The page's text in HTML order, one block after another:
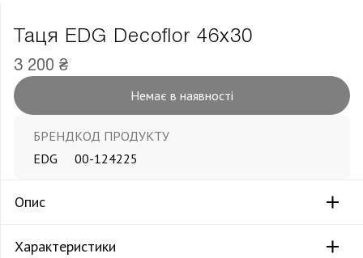
Таця EDG Decoflor 46х30
3 200 ₴
Немає в наявності
БРЕНД
EDG
КОД ПРОДУКТУ
00-124225
Опис
Характеристики